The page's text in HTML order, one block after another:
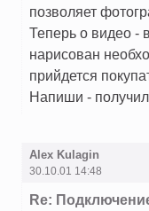
позволяет
Теперь о видео -
нарисован
прийдется
Напиши -
Alex Kulagin
30.10.01 14:48
Re: